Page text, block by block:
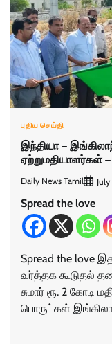
புதிய செய்தி
இந்தியா –
Daily News Tamil
Spread the love
Spread the love
வர்த்தக கூடுதல்
சுமார் ரூ. 2 கோடி
பொருட்கள்